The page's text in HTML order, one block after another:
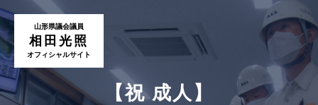
山形県議会議員
相田光照
オフィシャルサイト
【祝 成人】